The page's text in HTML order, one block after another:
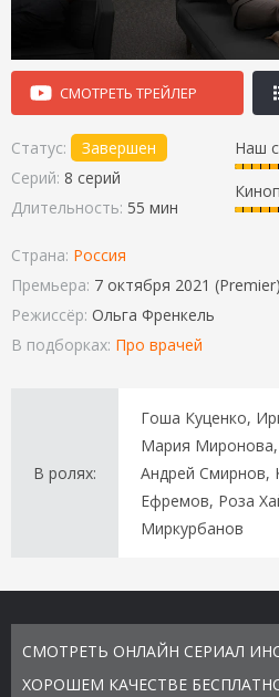
СМОТРЕТЬ ТРЕЙЛЕР
Наш
Статус:
Завершен
Серий: 8 серий
Длительность: 55 мин
Страна: Россия
Премьера: 7 октября 2021 (Premier)
Режиссёр: Ольга Френкель
В подборках: Про врачей
В ролях:
Гоша Куценко,
Мария Миронова,
Андрей Смирнов,
Ефремов, Роза
Миркурбанов
СМОТРЕТЬ ОНЛАЙН СЕРИАЛ
ХОРОШЕМ КАЧЕСТВЕ